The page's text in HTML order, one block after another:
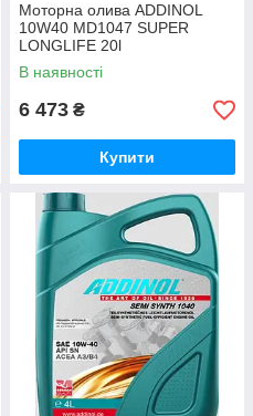
Моторна олива ADDINOL
10W40 MD1047 SUPER
LONGLIFE 20l
В наявності
6 473 ₴
Купити